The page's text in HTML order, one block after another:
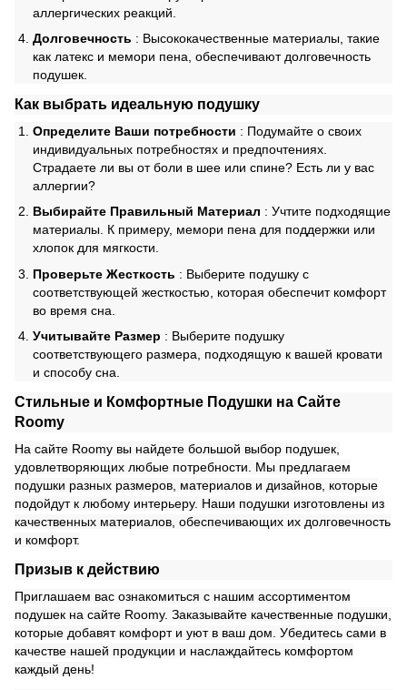
аллергических реакций.
Долговечность : Высококачественные материалы, такие
как латекс и мемори пена, обеспечивают долговечность
подушек.
Как выбрать идеальную подушку
Определите Ваши потребности : Подумайте о своих
индивидуальных потребностях и предпочтениях.
Страдаете ли вы от боли в шее или спине? Есть ли у вас
аллергии?
Выбирайте Правильный Материал : Учтите подходящие
материалы. К примеру, мемори пена для поддержки или
хлопок для мягкости.
Проверьте Жесткость : Выберите подушку с
соответствующей жесткостью, которая обеспечит комфорт
во время сна.
Учитывайте Размер : Выберите подушку
соответствующего размера, подходящую к вашей кровати
и способу сна.
Стильные и Комфортные Подушки на Сайте
Roomy
На сайте Roomy вы найдете большой выбор подушек,
удовлетворяющих любые потребности. Мы предлагаем
подушки разных размеров, материалов и дизайнов, которые
подойдут к любому интерьеру. Наши подушки изготовлены из
качественных материалов, обеспечивающих их долговечность
и комфорт.
Призыв к действию
Приглашаем вас ознакомиться с нашим ассортиментом
подушек на сайте Roomy. Заказывайте качественные подушки,
которые добавят комфорт и уют в ваш дом. Убедитесь сами в
качестве нашей продукции и наслаждайтесь комфортом
каждый день!